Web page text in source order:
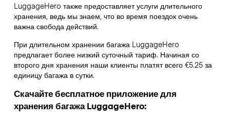
LuggageHero также предоставляет услуги длительного
хранения, ведь мы знаем, что во время поездок очень
важна свобода действий.
При длительном хранении багажа LuggageHero
предлагает более низкий суточный тариф. Начиная со
второго дня хранения наши клиенты платят всего €5.25 за
единицу багажа в сутки.
Скачайте бесплатное приложение для
хранения багажа LuggageHero: